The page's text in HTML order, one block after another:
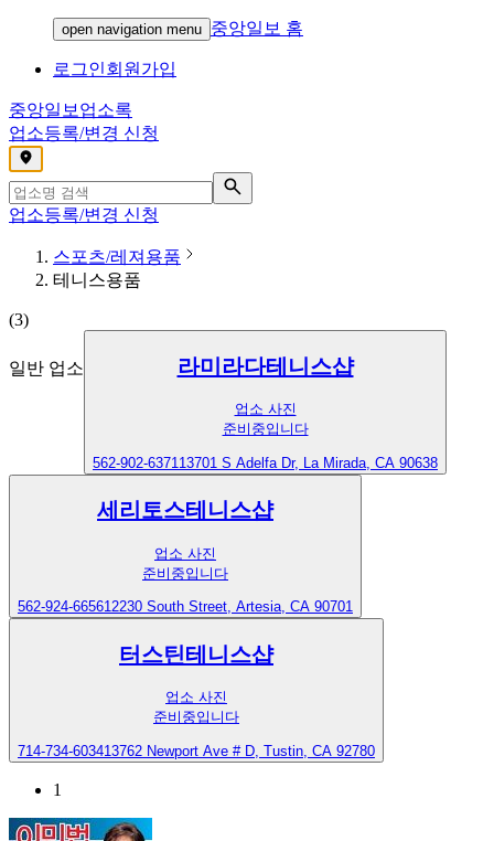
open navigation menu 중앙일보 홈
로그인회원가입
중앙일보 업소록
업소등록/변경 신청
,
업소등록/변경 신청
스포츠/레져용품
테니스용품
(3)
일반 업소 라미라다테니스샵
업소 사진
준비중입니다
562-902-6371 13701 S Adelfa Dr, La Mirada, CA 90638
세리토스테니스샵
업소 사진
준비중입니다
562-924-665612230 South Street, Artesia, CA 90701
터스틴테니스샵
업소 사진
준비중입니다
714-734-603413762 Newport Ave # D, Tustin, CA 92780
1